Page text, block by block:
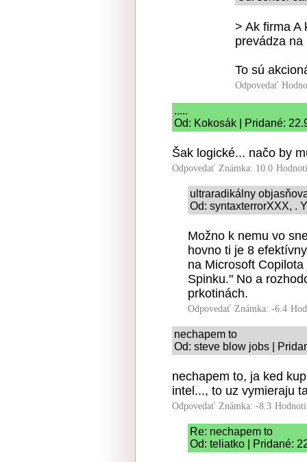
> Ak firma A
prevádza
To sú
Odpovedať
.....
Od: Kokosák | Pridané:
Šak logické... načo by
Odpovedať Známka: 10.0
ultraradikálny
Od: syntaxterrorXXX, .
Možno k nemu vo
hovno ti je 8
na Microsoft
Spinku." No a
prkotinách.
Odpovedať Známka: -6.4
nechapem to
Od: steve blow jobs |
nechapem to, ja ked
intel..., to uz vymieraju
Odpovedať Známka: -8.3
Re: nechapem to
Od: teliatko | Pridané: